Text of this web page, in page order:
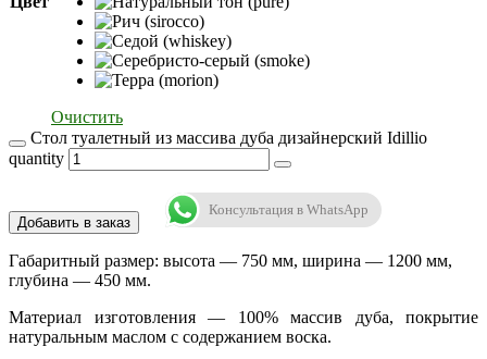
Очистить
Стол туалетный из массива дуба дизайнерский Idillio
quantity
Добавить в заказ
Консультация в WhatsApp
Габаритный размер: высота — 750 мм, ширина — 1200 мм,
глубина — 450 мм.
Материал изготовления — 100% массив дуба, покрытие
натуральным маслом с содержанием воска.